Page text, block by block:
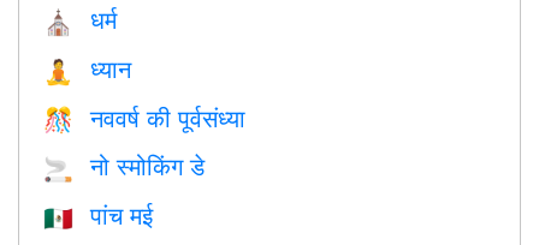
⛪️ धर्म
🧘 ध्यान
🎊 नववर्ष की पूर्वसंध्या
🚬 नो स्मोकिंग डे
🇲🇽 पांच मई